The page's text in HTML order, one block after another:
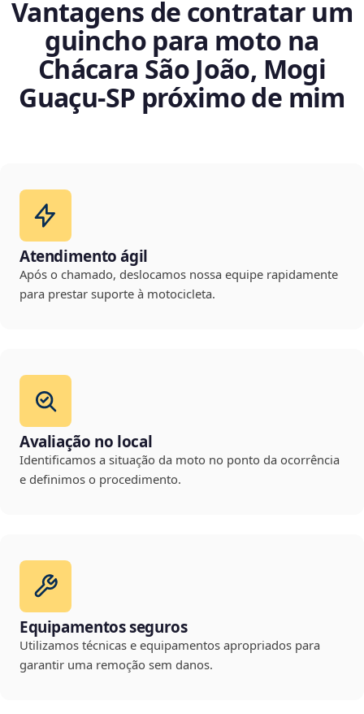
Vantagens de contratar um
guincho para moto na
Chácara São João, Mogi
Guaçu‑SP próximo de mim
Atendimento ágil
Após o chamado, deslocamos nossa equipe rapidamente
para prestar suporte à motocicleta.
Avaliação no local
Identificamos a situação da moto no ponto da ocorrência
e definimos o procedimento.
Equipamentos seguros
Utilizamos técnicas e equipamentos apropriados para
garantir uma remoção sem danos.